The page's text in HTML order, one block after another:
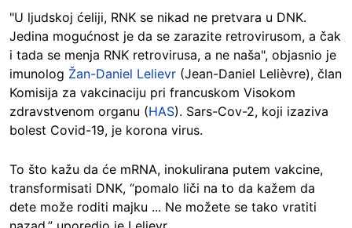
"U ljudskoj ćeliji, RNK se nikad ne pretvara u DNK.
Jedina mogućnost je da se zarazite retrovirusom, a čak
i tada se menja RNK retrovirusa, a ne naša", objasnio je
imunolog Žan-Daniel Lelievr (Jean-Daniel Lelièvre), član
Komisija za vakcinaciju pri francuskom Visokom
zdravstvenom organu (HAS). Sars-Cov-2, koji izaziva
bolest Covid-19, je korona virus.
To što kažu da će mRNA, inokulirana putem vakcine,
transformisati DNK, “pomalo liči na to da kažem da
dete može roditi majku ... Ne možete se tako vratiti